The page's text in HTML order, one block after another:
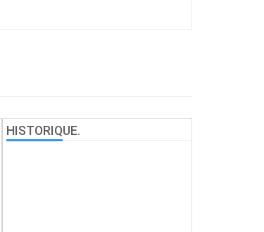
HISTORIQUE.